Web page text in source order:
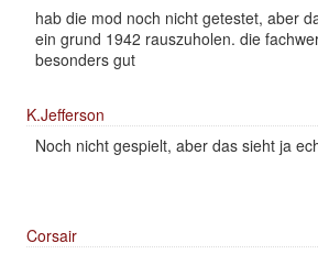
hab die mod noch nicht getestet, aber
ein grund 1942 rauszuholen. die
besonders gut
K.Jefferson
Noch nicht gespielt, aber das sieht ja
Corsair